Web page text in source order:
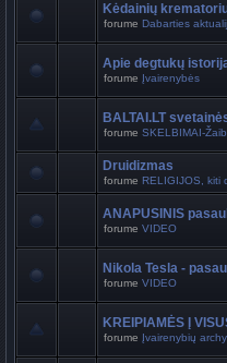
Kėdainių
forume Dabarties
Apie degtukų
forume Įvairenybės
BALTAI.LT
forume SKELBIMAI-
Druidizmas
forume RELIGIJOS, kiti
ANAPUSINIS
forume VIDEO
Nikola Tesla -
forume VIDEO
KREIPIAMĖS Į
forume Įvairenybių